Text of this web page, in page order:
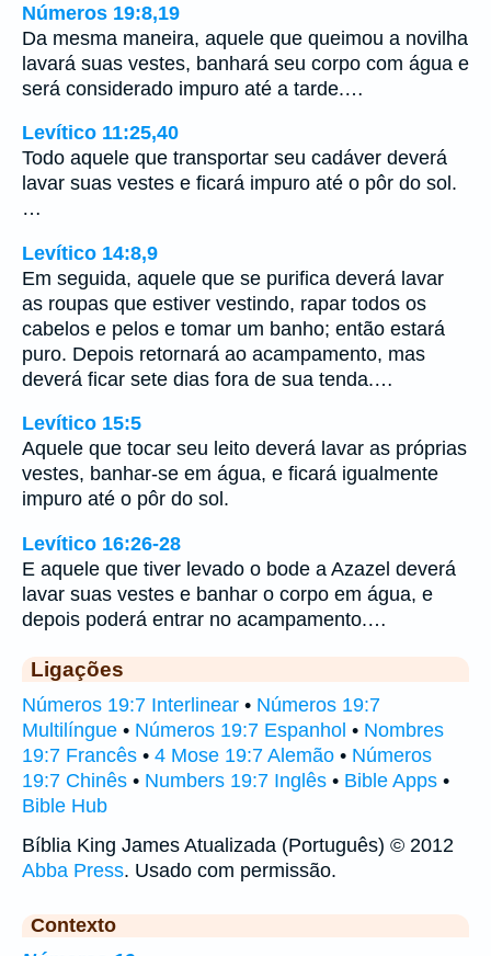
Números 19:8,19
Da mesma maneira, aquele que queimou a novilha
lavará suas vestes, banhará seu corpo com água e
será considerado impuro até a tarde.…
Levítico 11:25,40
Todo aquele que transportar seu cadáver deverá
lavar suas vestes e ficará impuro até o pôr do sol.
…
Levítico 14:8,9
Em seguida, aquele que se purifica deverá lavar
as roupas que estiver vestindo, rapar todos os
cabelos e pelos e tomar um banho; então estará
puro. Depois retornará ao acampamento, mas
deverá ficar sete dias fora de sua tenda.…
Levítico 15:5
Aquele que tocar seu leito deverá lavar as próprias
vestes, banhar-se em água, e ficará igualmente
impuro até o pôr do sol.
Levítico 16:26-28
E aquele que tiver levado o bode a Azazel deverá
lavar suas vestes e banhar o corpo em água, e
depois poderá entrar no acampamento.…
Ligações
Números 19:7 Interlinear • Números 19:7
Multilíngue • Números 19:7 Espanhol • Nombres
19:7 Francês • 4 Mose 19:7 Alemão • Números
19:7 Chinês • Numbers 19:7 Inglês • Bible Apps •
Bible Hub
Bíblia King James Atualizada (Português) © 2012
Abba Press. Usado com permissão.
Contexto